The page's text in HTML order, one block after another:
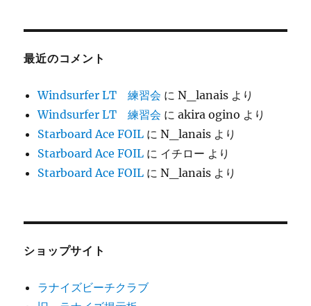
最近のコメント
Windsurfer LT 練習会 にN_lanais より
Windsurfer LT 練習会 にakira ogino より
Starboard Ace FOIL にN_lanais より
Starboard Ace FOIL に イチロー より
Starboard Ace FOIL にN_lanais より
ショップサイト
ラナイズビーチクラブ